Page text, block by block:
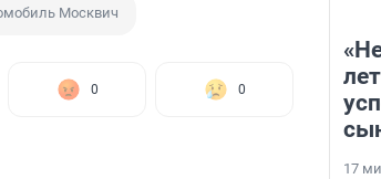
Москвич
0 0
17